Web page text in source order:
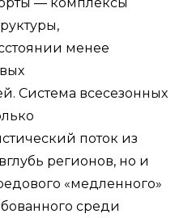
менее
Система всесезонных
поток из
регионов, но и
«медленного»
среди